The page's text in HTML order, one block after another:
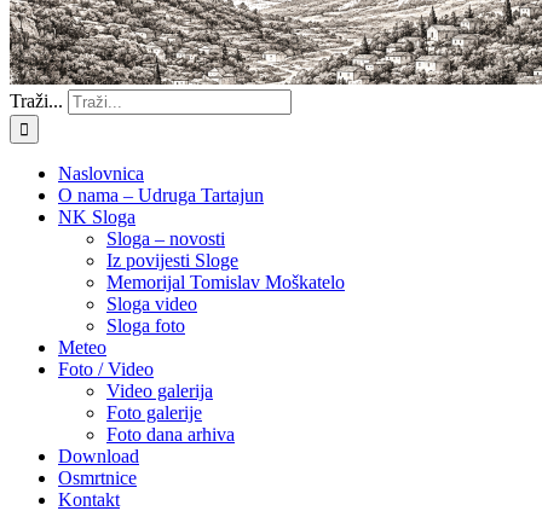
Traži...
Naslovnica
O nama – Udruga Tartajun
NK Sloga
Sloga – novosti
Iz povijesti Sloge
Memorijal Tomislav Moškatelo
Sloga video
Sloga foto
Meteo
Foto / Video
Video galerija
Foto galerije
Foto dana arhiva
Download
Osmrtnice
Kontakt